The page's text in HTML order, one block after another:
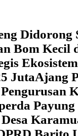
Didorong
Bom Kecil
JutaAjang